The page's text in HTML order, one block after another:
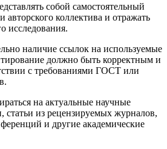
собой самостоятельный
авторского коллектива и отражать
исследования.
наличие ссылок на используемые
должно быть корректным и
с требованиями ГОСТ или
на актуальные научные
статьи из рецензируемых журналов,
и другие академические